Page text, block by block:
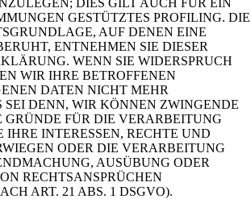
DIES GILT AUCH FÜR EIN
GESTÜTZTES PROFILING. DIE
AUF DENEN EINE
ENTNEHMEN SIE DIESER
WENN SIE WIDERSPRUCH
WIR IHRE BETROFFENEN
DATEN NICHT MEHR
SEI DENN, WIR KÖNNEN ZWINGENDE
GRÜNDE FÜR DIE VERARBEITUNG
IHRE INTERESSEN, RECHTE UND
ODER DIE VERARBEITUNG
AUSÜBUNG ODER
RECHTSANSPRÜCHEN
ART. 21 ABS. 1 DSGVO).